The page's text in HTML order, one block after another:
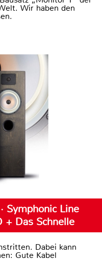
Wir haben den
Symphonic Line
+ Das Schnelle
Dabei kann
Gute Kabel